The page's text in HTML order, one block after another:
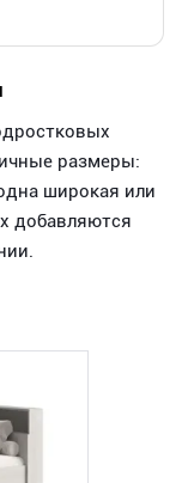
размеры:
широкая или
добавляются